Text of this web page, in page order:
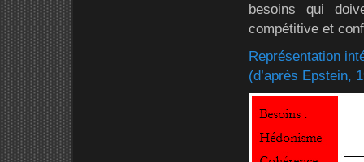
besoins qui
compétitive et
Représentation
(d’après Epstein,